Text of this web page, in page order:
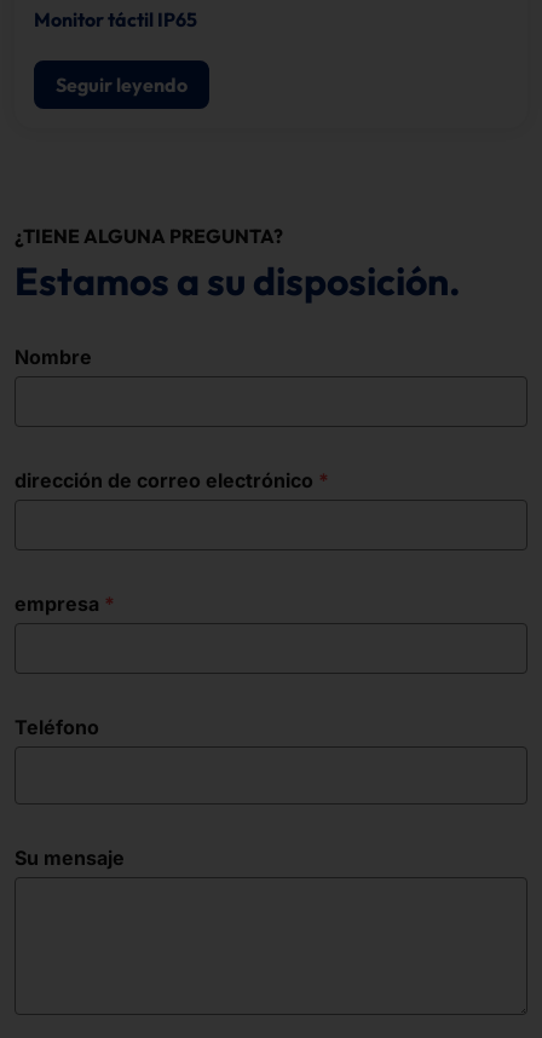
Monitor táctil IP65
Seguir leyendo
¿TIENE ALGUNA PREGUNTA?
Estamos a su disposición.
Nombre
dirección de correo electrónico
empresa
Teléfono
Su mensaje